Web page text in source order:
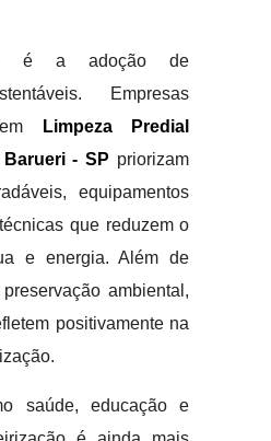
é a adoção de
Empresas
Limpeza Predial
- SP priorizam
equipamentos
que reduzem o
e energia. Além de
ambiental,
positivamente na
saúde, educação e